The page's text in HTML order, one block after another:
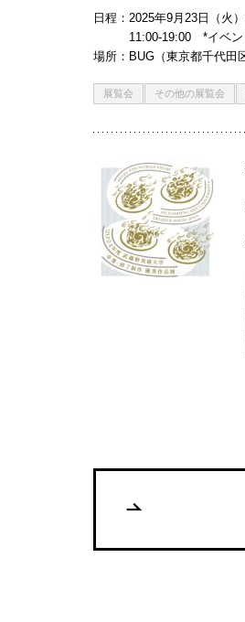
日程
2025年9月23日（火
11:00-19:00 *イベン
場所
BUG（東京都千代田
展覧会 その他の展覧会